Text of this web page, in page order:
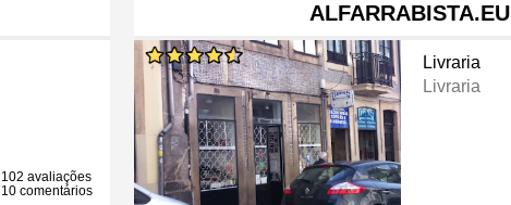
102 avaliações
10 comentários
ALFARRABISTA.EU
Livraria
Livraria